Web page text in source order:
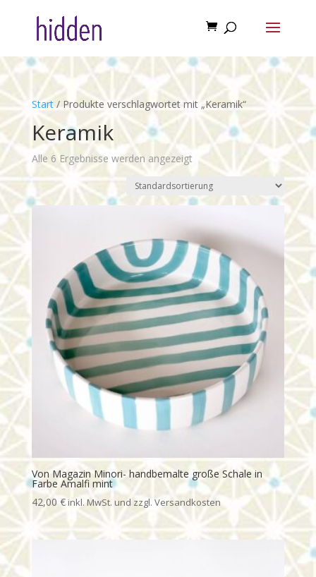
Start/ Produkte verschlagwortet mit „Keramik“
Keramik
Alle 6 Ergebnisse werden angezeigt
Von Magazin Minori- handbemalte große Schale in
Farbe Amalfi mint
42,00€